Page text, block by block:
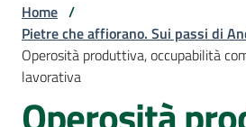
Assemblea
Home /
Pietre che affiorano. Sui passi di
Operosità produttiva, occupabilità
lavorativa